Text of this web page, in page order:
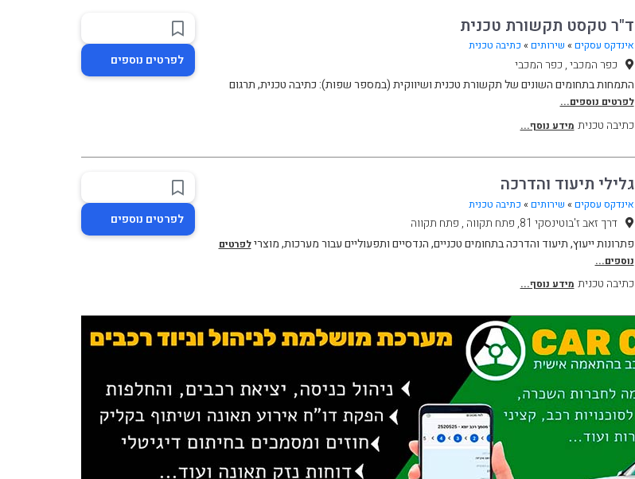
ד"ר טקסט תקשורת טכנית
אינדקס עסקים » שירותים » כתיבה טכנית
כפר המכבי , כפר המכבי
התמחות בתחומים השונים של תקשורת טכנית ושיווקית (במספר שפות): כתיבה טכנית, תרגום
לפרטים נוספים...
כתיבה טכנית מידע נוסף...
לפרטים נוספים
גלילי תיעוד והדרכה
אינדקס עסקים » שירותים » כתיבה טכנית
דרך זאב ז'בוטינסקי 81, פתח תקווה , פתח תקווה
פתרונות ייעוץ, תיעוד והדרכה בתחומים טכניים, הנדסיים ותפעוליים עבור מערכות, מוצרילפרטים
נוספים...
כתיבה טכנית מידע נוסף...
לפרטים נוספים